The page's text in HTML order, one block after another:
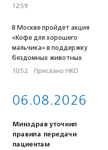
12:59
В Москве пройдет акция
«Кофе для хорошего
мальчика» в поддержку
бездомных животных
10:52 · Прислано НКО
06.08.2026
Минздрав уточнил
правила передачи
пациентам